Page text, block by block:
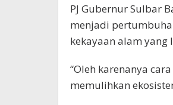
PJ Gubernur Sulbar
menjadi
kekayaan alam yang
“Oleh karenanya
memulihkan